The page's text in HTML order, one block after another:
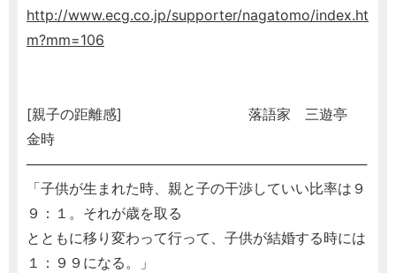
http://www.ecg.co.jp/supporter/nagatomo/index.ht
m?mm=106
[親子の距離感] 落語家 三遊亭
金時
───────────────────────────────────
「子供が生まれた時、親と子の干渉していい比率は９
９：１。それが歳を取る
とともに移り変わって行って、子供が結婚する時には
１：９９になる。」